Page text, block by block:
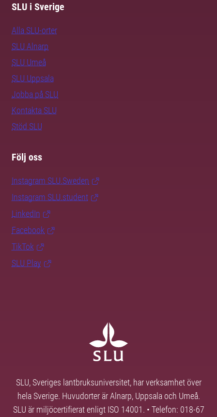
SLU i Sverige
Alla SLU-orter
SLU Alnarp
SLU Umeå
SLU Uppsala
Jobba på SLU
Kontakta SLU
Stöd SLU
Följ oss
Instagram SLU.Sweden
Instagram SLU.student
LinkedIn
Facebook
TikTok
SLU Play
SLU, Sveriges lantbruksuniversitet, har verksamhet över
hela Sverige. Huvudorter är Alnarp, Uppsala och Umeå.
SLU är miljöcertifierat enligt ISO 14001. • Telefon: 018-67